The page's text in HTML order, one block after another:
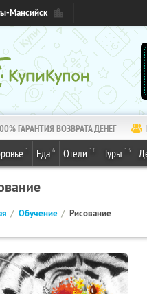
Мансийск
ГАРАНТИЯ ВОЗВРАТА ДЕНЕГ
1 Еда 6 Отели 16 Туры 13
Обучение Рисование